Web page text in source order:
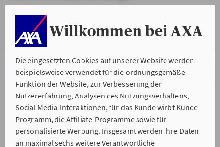
Willkommen bei AXA
Die eingesetzten Cookies auf unserer Website werden
beispielsweise verwendet für die ordnungsgemäße
Funktion der Website, zur Verbesserung der
Nutzererfahrung, Analysen des Nutzungsverhaltens,
Social Media-Interaktionen, für das Kunde wirbt Kunde-
Programm, die Affiliate-Programme sowie für
personalisierte Werbung. Insgesamt werden Ihre Daten
an maximal sechs weitere Verantwortliche
VERSTANDEN & WEITER